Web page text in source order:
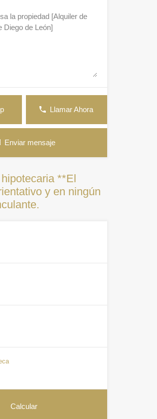
Llamar Ahora
Enviar mensaje
**El
y en ningún